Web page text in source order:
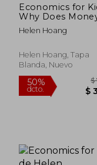
Economics for
Why Does
Messy? (en Inglés)
Helen Hoang
Helen Hoang, Tapa
Blanda, Nuevo